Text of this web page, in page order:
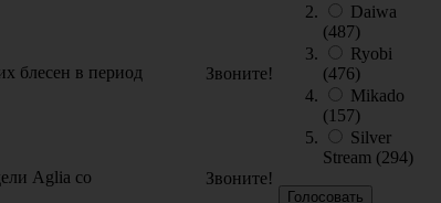
блесен в период
Звоните!
Aglia со
Звоните!
Daiwa
(487)
Ryobi
(476)
Mikado
(157)
Silver
Stream (294)